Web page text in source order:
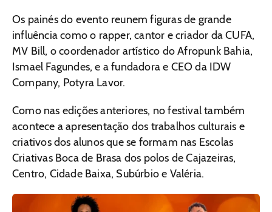
Os painés do evento reunem figuras de grande
influência como o rapper, cantor e criador da CUFA,
MV Bill, o coordenador artístico do Afropunk Bahia,
Ismael Fagundes, e a fundadora e CEO da IDW
Company, Potyra Lavor.
Como nas edições anteriores, no festival também
acontece a apresentação dos trabalhos culturais e
criativos dos alunos que se formam nas Escolas
Criativas Boca de Brasa dos polos de Cajazeiras,
Centro, Cidade Baixa, Subúrbio e Valéria.